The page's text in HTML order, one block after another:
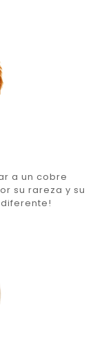
a un cobre
su rareza y su